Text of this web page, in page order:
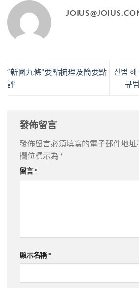
“新國九條”要點梳理及簡要點
評
신법
규
發佈留言
發佈留言必須填寫的電子郵件地址
欄位標示為 *
留言*
顯示名稱*